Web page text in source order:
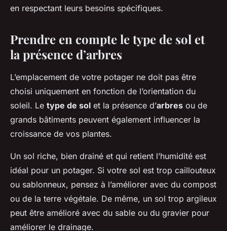
en respectant leurs besoins spécifiques.
Prendre en compte le type de sol et
la présence d’arbres
L’emplacement de votre potager ne doit pas être
choisi uniquement en fonction de l’orientation du
soleil. Le type de sol et la présence d’arbres ou de
grands bâtiments peuvent également influencer la
croissance de vos plantes.
Un sol riche, bien drainé et qui retient l’humidité est
idéal pour un potager. Si votre sol est trop caillouteux
ou sablonneux, pensez à l’améliorer avec du compost
ou de la terre végétale. De même, un sol trop argileux
peut être amélioré avec du sable ou du gravier pour
améliorer le drainage.